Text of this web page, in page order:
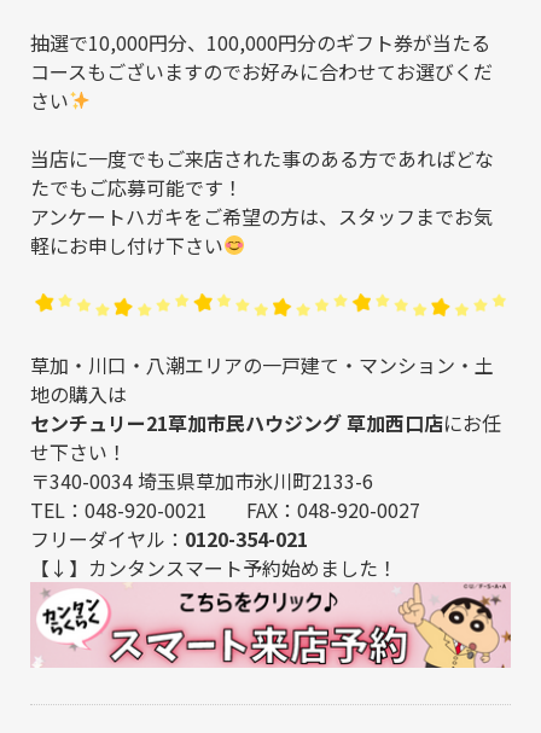
抽選で10,000円分、100,000円分のギフト券が当たる
コースもございますのでお好みに合わせてお選びくだ
さい
当店に一度でもご来店された事のある方であればどな
たでもご応募可能です！
アンケートハガキをご希望の方は、スタッフまでお気
軽にお申し付け下さい
草加・川口・八潮エリアの一戸建て・マンション・土
地の購入は
センチュリー21草加市民ハウジング 草加西口店にお任
せ下さい！
〒340-0034 埼玉県草加市氷川町2133-6
TEL：048-920-0021 FAX：048-920-0027
フリーダイヤル： 0120-354-021
【↓】カンタンスマート予約始めました！